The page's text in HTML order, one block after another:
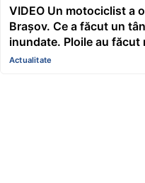
VIDEO Un motociclist a
Brașov. Ce a făcut un
inundate. Ploile au făcut
Actualitate